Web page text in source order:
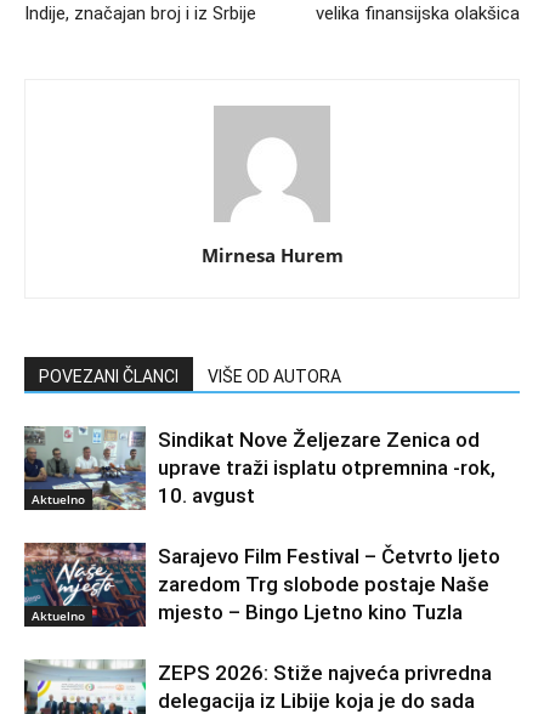
Indije, značajan broj i iz Srbije
velika finansijska olakšica
Mirnesa Hurem
POVEZANI ČLANCI VIŠE OD AUTORA
Aktuelno
Sindikat Nove Željezare Zenica od
uprave traži isplatu otpremnina -rok,
10. avgust
Aktuelno
Sarajevo Film Festival – Četvrto ljeto
zaredom Trg slobode postaje Naše
mjesto – Bingo Ljetno kino Tuzla
ZEPS 2026: Stiže najveća privredna
delegacija iz Libije koja je do sada